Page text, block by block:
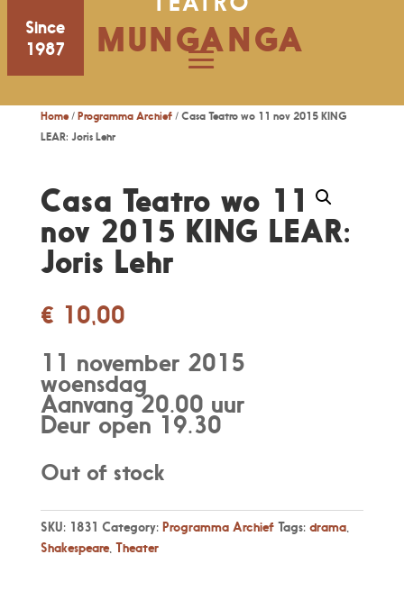
Since
1987
MUNGANGA
Home/ Programma Archief/ Casa Teatro wo 11 nov 2015 KING
LEAR: Joris Lehr
Casa Teatro wo 11
nov 2015 KING LEAR:
Joris Lehr
€ 10,00
11 november 2015
woensdag
Aanvang 20.00 uur
Deur open 19.30
Out of stock
SKU: 1831 Category: Programma Archief Tags: drama,
Shakespeare, Theater